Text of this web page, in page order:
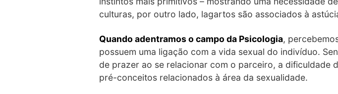
culturas, por outro lado, lagartos são associados à
Quando adentramos o campo da Psicologia,
possuem uma ligação com a vida sexual do indivíduo.
de prazer ao se relacionar com o parceiro, a
pré-conceitos relacionados à área da sexualidade.